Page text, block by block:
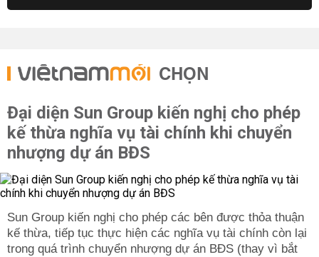
CHỌN
Đại diện Sun Group kiến nghị cho phép
kế thừa nghĩa vụ tài chính khi chuyển
nhượng dự án BĐS
Sun Group kiến nghị cho phép các bên được thỏa thuận
kế thừa, tiếp tục thực hiện các nghĩa vụ tài chính còn lại
trong quá trình chuyển nhượng dự án BĐS (thay vì bắt